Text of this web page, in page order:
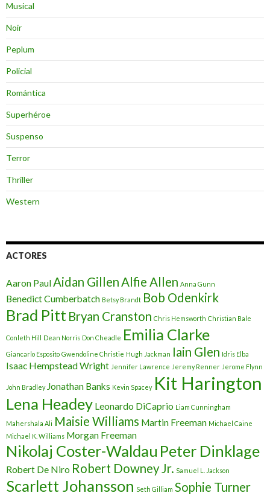
Musical
Noir
Peplum
Policial
Romántica
Superhéroe
Suspenso
Terror
Thriller
Western
ACTORES
Aaron PaulAidan GillenAlfie Allen Anna Gunn
Benedict Cumberbatch Betsy Brandt Bob Odenkirk
Brad Pitt Bryan Cranston Chris Hemsworth Christian Bale
Conleth Hill Dean Norris Don Cheadle Emilia Clarke
Giancarlo Esposito Gwendoline Christie Hugh Jackman Iain Glen Idris Elba
Isaac Hempstead Wright Jennifer Lawrence Jeremy Renner Jerome Flynn
John Bradley Jonathan Banks Kevin Spacey Kit Harington
Lena Headey Leonardo DiCaprio Liam Cunningham
Mahershala Ali Maisie Williams Martin Freeman Michael Caine
Michael K. Williams Morgan Freeman
Nikolaj Coster-Waldau Peter Dinklage
Robert De Niro Robert Downey Jr. Samuel L. Jackson
Scarlett Johansson Seth Gilliam Sophie Turner